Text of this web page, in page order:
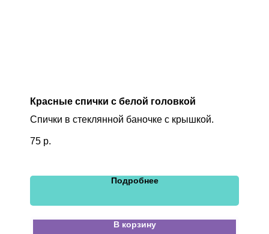
Красные спички с белой головкой
Спички в стеклянной баночке с крышкой.
75 р.
Подробнее
В корзину